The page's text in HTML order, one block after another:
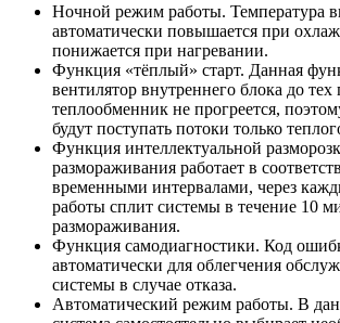
Ночной режим работы. Температура
автоматически повышается при
понижается при нагревании.
Функция «тёплый» старт. Данная
вентилятор внутреннего блока до тех
теплообменник не прогреется,
будут поступать потоки только
Функция интеллектуальной
размораживания работает в
временными интервалами, через
работы сплит системы в течение 10
размораживания.
Функция самодиагностики. Код
автоматически для облегчения
системы в случае отказа.
Автоматический режим работы. В